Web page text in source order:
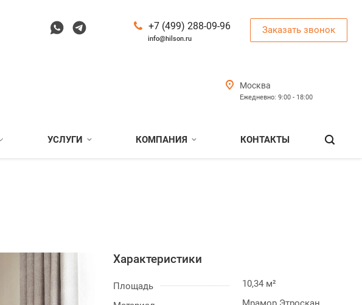
+7 (499) 288-09-96
info@hilson.ru
Заказать звонок
Москва
Ежедневно: 9:00 - 18:00
УСЛУГИ КОМПАНИЯ КОНТАКТЫ
Характеристики
Площадь
10,34 м²